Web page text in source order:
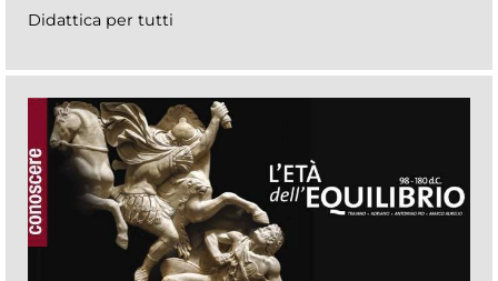
Didattica per tutti